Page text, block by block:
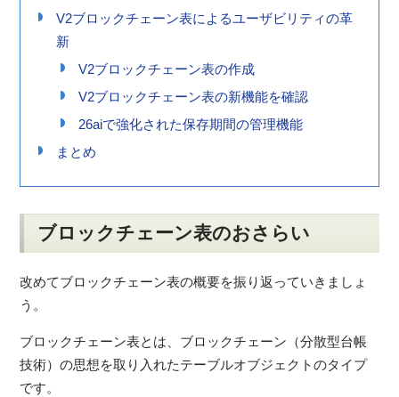
V2ブロックチェーン表によるユーザビリティの革
新
V2ブロックチェーン表の作成
V2ブロックチェーン表の新機能を確認
26aiで強化された保存期間の管理機能
まとめ
ブロックチェーン表のおさらい
改めてブロックチェーン表の概要を振り返っていきましょ
う。
ブロックチェーン表とは、ブロックチェーン（分散型台帳
技術）の思想を取り入れたテーブルオブジェクトのタイプ
です。